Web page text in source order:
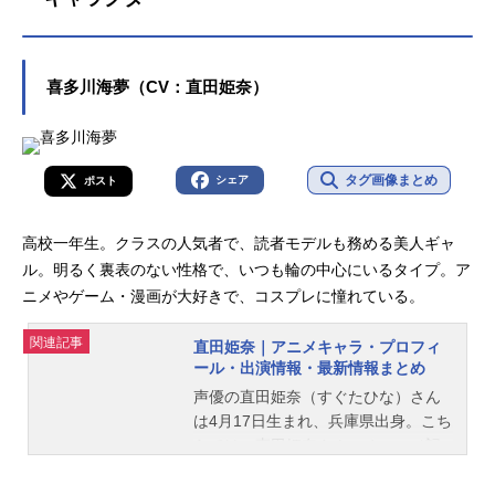
X・BS11ほか話数全12話キャスト喜
宮妃那五条薫：斧アツシ姫野あま
ね：村瀬歩菅谷乃羽：武田羅梨沙多
根明良森田健星：内田修一柏木四
季：小松昌平緒方旭：河瀬茉希本多
都：風間万裕子伊藤涼香：三宅麻理
ガンガンコミックススクウェア・エ
ニックス刊...
喜多川海夢（CV：直田姫奈）
ポスト シェア タグ画像まとめ
高校一年生。クラスの人気者で、読者モデルも務める美人ギャ
ル。明るく裏表のない性格で、いつも輪の中心にいるタイプ。ア
ニメやゲーム・漫画が大好きで、コスプレに憧れている。
関連記事
直田姫奈｜アニメキャラ・プロフィ
ール・出演情報・最新情報まとめ
声優の直田姫奈（すぐたひな）さん
は4月17日生まれ、兵庫県出身。こち